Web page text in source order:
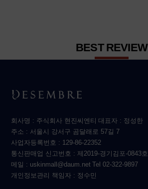
BEST REVIEW
회사명 : 주식회사 현진씨엔티 대표자 : 정성한
주소 : 서울시 강서구 곰달래로 57길 7
사업자등록번호 : 129-86-22352
통신판매업 신고번호 : 제2019-경기김포-0843호
메일 : uskinmall@daum.net Tel 02-322-9897
개인정보관리 책임자 : 정수민